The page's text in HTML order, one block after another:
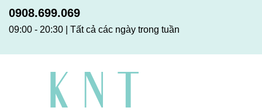
0908.699.069
09:00 - 20:30 | Tất cả các ngày trong tuần